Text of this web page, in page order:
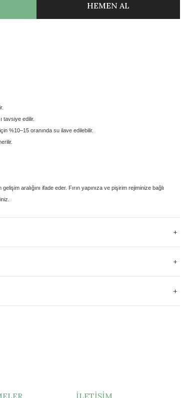
HEMEN AL
tavsiye edilir.
%10–15 oranında su ilave edilebilir.
aralığını ifade eder. Fırın yapınıza ve pişirim rejiminize bağlı
İLETİŞİM